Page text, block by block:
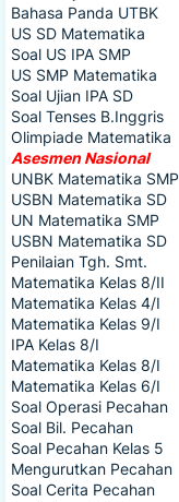
Bahasa Panda UTBK
US SD Matematika
Soal US IPA SMP
US SMP Matematika
Soal Ujian IPA SD
Soal Tenses B.Inggris
Olimpiade Matematika
Asesmen Nasional
UNBK Matematika SMP
USBN Matematika SD
UN Matematika SMP
USBN Matematika SD
Penilaian Tgh. Smt.
Matematika Kelas 8/II
Matematika Kelas 4/I
Matematika Kelas 9/I
IPA Kelas 8/I
Matematika Kelas 8/I
Matematika Kelas 6/I
Soal Operasi Pecahan
Soal Bil. Pecahan
Soal Pecahan Kelas 5
Mengurutkan Pecahan
Soal Cerita Pecahan